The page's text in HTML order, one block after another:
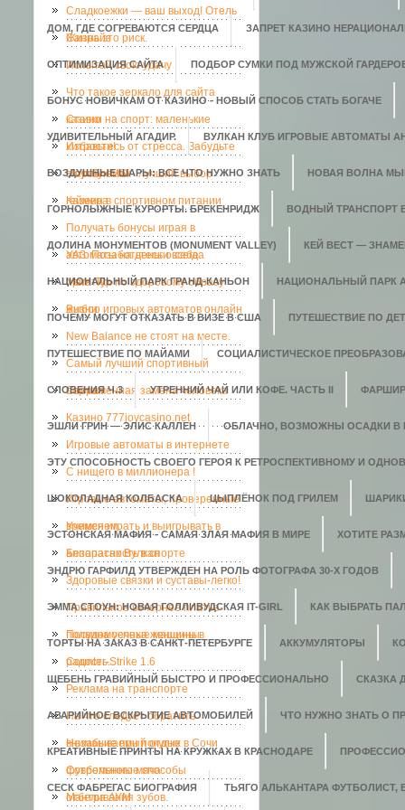
ДОМ, ГДЕ СОГРЕВАЮТСЯ СЕРДЦА ЗАПРЕТ КАЗИНО
ОПТИМИЗАЦИЯ САЙТА ПОДБОР СУМКИ ПОД МУЖСКОЙ
БОНУС НОВИЧКАМ ОТ КАЗИНО - НОВЫЙ СПОСОБ СТАТЬ БОГАЧЕ
УДИВИТЕЛЬНЫЙ АГАДИР. ВУЛКАН КЛУБ ИГРОВЫЕ АВТОМАТЫ
ВОЗДУШНЫЕ ШАРЫ: ВСЕ ЧТО НУЖНО ЗНАТЬ НОВАЯ ВОЛНА
ГОРНОЛЫЖНЫЕ КУРОРТЫ. БРЕКЕНРИДЖ ВОДНЫЙ ТРАНСПОРТ
ДОЛИНА МОНУМЕНТОВ (MONUMENT VALLEY) КЕЙ ВЕСТ —
НАЦИОНАЛЬНЫЙ ПАРК ГРАНД-КАНЬОН НАЦИОНАЛЬНЫЙ ПАРК
ПОЧЕМУ МОГУТ ОТКАЗАТЬ В ВИЗЕ В США ПУТЕШЕСТВИЕ ПО
ПУТЕШЕСТВИЕ ПО МАЙАМИ СОЦИАЛИСТИЧЕСКОЕ
СЛОВЕНИЯ Ч.3 УТРЕННИЙ ЧАЙ ИЛИ КОФЕ. ЧАСТЬ II
ЭШЛИ ГРИН — ЭЛИС КАЛЛЕН ОБЛАЧНО, ВОЗМОЖНЫ ОСАДКИ В
ЭТУ СПОСОБНОСТЬ СВОЕГО ГЕРОЯ К РЕТРОСПЕКТИВНОМУ И
ШОКОЛАДНАЯ КОЛБАСКА ЦЫПЛЁНОК ПОД ГРИЛЕМ
ЭСТОНСКАЯ МАФИЯ - САМАЯ ЗЛАЯ МАФИЯ В МИРЕ ХОТИТЕ
ЭНДРЮ ГАРФИЛД УТВЕРЖДЕН НА РОЛЬ ФОТОГРАФА 30-Х ГОДОВ
ЭММА СТОУН: НОВАЯ ГОЛЛИВУДСКАЯ IT-GIRL КАК ВЫБРАТЬ
ТОРТЫ НА ЗАКАЗ В САНКТ-ПЕТЕРБУРГЕ АККУМУЛЯТОРЫ
ЩЕБЕНЬ ГРАВИЙНЫЙ БЫСТРО И ПРОФЕССИОНАЛЬНО СКАЗКА
АВАРИЙНОЕ ВСКРЫТИЕ АВТОМОБИЛЕЙ ЧТО НУЖНО ЗНАТЬ О
КРЕАТИВНЫЕ ПРИНТЫ НА КРУЖКАХ В КРАСНОДАРЕ
СЕСК ФАБРЕГАС БИОГРАФИЯ ТЬЯГО АЛЬКАНТАРА ФУТБОЛИСТ,
Сладкоежки — ваш выход! Отель
Санрайз
Жизнь это риск.
Испытай свою удачу
Что такое зеркало для сайта
казино
Ставки на спорт: маленькие
хитрости!
Избавьтесь от стресса. Забудьте
о проблемах
Ноутбук MSI - лучший выбор
геймера
Казеин в спортивном питании
Получать бонусы играя в
автоматы на деньги всегда
приятно.
УАЗ. Позаботьтесь о себе
Мега-Тур по здоровому образу
жизни
Выбор игровых автоматов онлайн
New Balance не стоят на месте.
Самый лучший спортивный
портал
Современная замена человека
Казино 777joycasino.net
Игровые автоматы в интернете
C нищего в миллионера !
Игровые автоматы, проверенные
временем.
Учимся играть и выигрывать в
аппаратах Вулкан
Безопасность в спорте
Здоровые связки и суставы-легко!
Правильное вечернее платье-
полвина успеха женщины
Посудомоечные машины в
радость.
Counter-Strike 1.6
Реклама на транспорте
На что следует обратить
внимание при покупке
футбольного мяча
Незабываемый отдых в Сочи
Современные способы
отбеливания зубов.
Мантра АУМ